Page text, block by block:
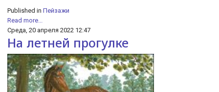
Published in Пейзажи
Read more...
Среда, 20 апреля 2022 12:47
На летней прогулке